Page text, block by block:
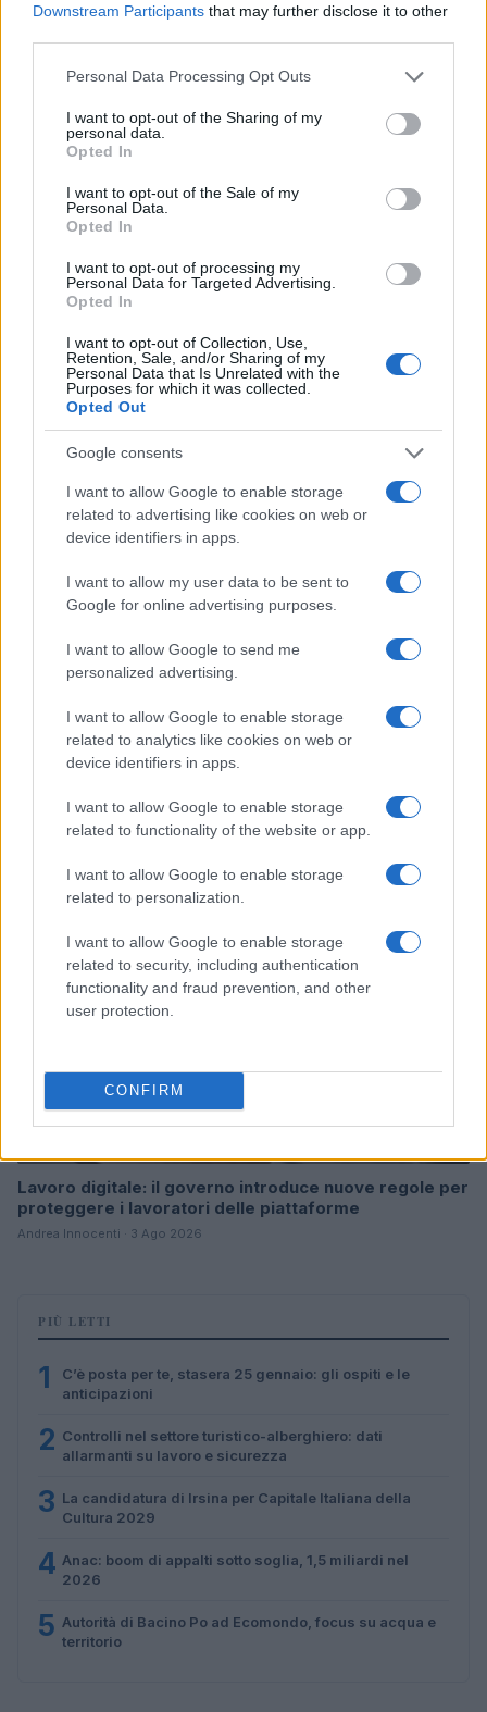
Downstream Participants that may further disclose it to other
Please note that this website/app uses one or more Google
not limited to your visit or usage behaviour. You may click to
grant or deny consent to Google and its third-party tags to
use your data for below specified purposes in below Google
consent section.
Personal Data Processing Opt Outs
I want to opt-out of the Sharing of my
personal data.
Opted In
I want to opt-out of the Sale of my
Personal Data.
Opted In
I want to opt-out of processing my
Personal Data for Targeted Advertising.
Opted In
I want to opt-out of Collection, Use,
Retention, Sale, and/or Sharing of my
Personal Data that Is Unrelated with the
Purposes for which it was collected.
Opted Out
Google consents
I want to allow Google to enable storage
related to advertising like cookies on web or
device identifiers in apps.
I want to allow my user data to be sent to
Google for online advertising purposes.
I want to allow Google to send me
personalized advertising.
I want to allow Google to enable storage
related to analytics like cookies on web or
device identifiers in apps.
I want to allow Google to enable storage
related to functionality of the website or app.
I want to allow Google to enable storage
related to personalization.
I want to allow Google to enable storage
related to security, including authentication
functionality and fraud prevention, and other
user protection.
CONFIRM
Continua a leggere
La candidatura di Irsina per Capitale Italiana della
Cultura 2029
BREAKING NEWS
Bolzano
Paolo Mariani · 4 Ago 2026
BREAKING NEWS
Lavoro digitale: il governo introduce nuove regole per
proteggere i lavoratori delle piattaforme
Andrea Innocenti · 3 Ago 2026
PIÙ LETTI
1
C’è posta per te, stasera 25 gennaio: gli ospiti e le
anticipazioni
2 Controlli nel settore turistico-alberghiero: dati
allarmanti su lavoro e sicurezza
3 La candidatura di Irsina per Capitale Italiana della
Cultura 2029
4 Anac: boom di appalti sotto soglia, 1,5 miliardi nel
2026
5 Autorità di Bacino Po ad Ecomondo, focus su acqua e
territorio